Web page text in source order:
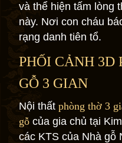
và thể hiện tấm lòng
này. Nơi con cháu
rạng danh tiên tổ.
PHỐI CẢNH 3D
GỖ 3 GIAN
Nội thất phòng thờ 3
gỗ của gia chủ tại
các KTS của Nhà gỗ